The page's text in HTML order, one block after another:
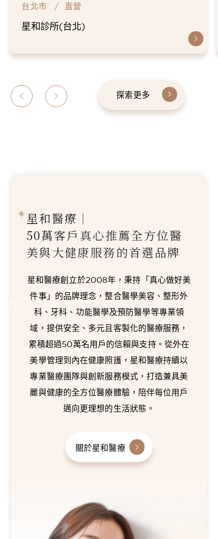
台北市 直營
星和診所(台北)
探索更多
星和醫療｜
50萬客戶真心推薦全方位醫
美與大健康服務的首選品牌
星和醫療創立於2008年，秉持「真心做好美
件事」的品牌理念，整合醫學美容、整形外
科、牙科、功能醫學及預防醫學等專業領
域，提供安全、多元且客製化的醫療服務，
累積超過50萬名用戶的信賴與支持。從外在
美學管理到內在健康照護，星和醫療持續以
專業醫療團隊與創新服務模式，打造兼具美
麗與健康的全方位醫療體驗，陪伴每位用戶
邁向更理想的生活狀態。
關於星和醫療